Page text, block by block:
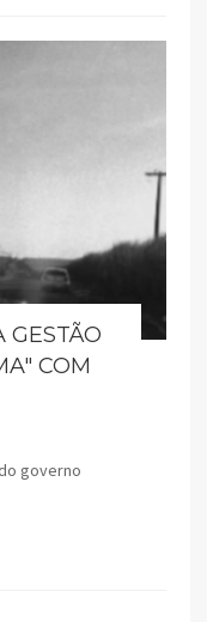
GESTÃO
COM
governo